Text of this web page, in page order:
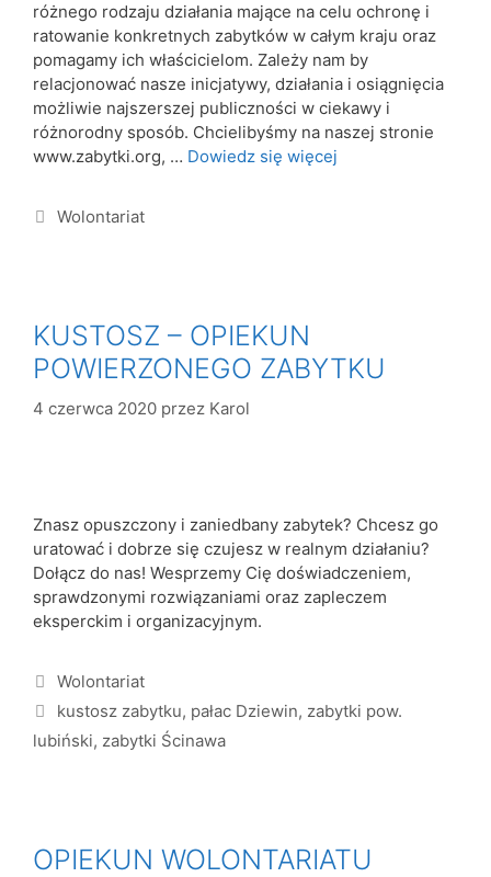
różnego rodzaju działania mające na celu ochronę i
ratowanie konkretnych zabytków w całym kraju oraz
pomagamy ich właścicielom. Zależy nam by
relacjonować nasze inicjatywy, działania i osiągnięcia
możliwie najszerszej publiczności w ciekawy i
różnorodny sposób. Chcielibyśmy na naszej stronie
www.zabytki.org, … Dowiedz się więcej
Wolontariat
KUSTOSZ – OPIEKUN
POWIERZONEGO ZABYTKU
4 czerwca 2020 przez Karol
Znasz opuszczony i zaniedbany zabytek? Chcesz go
uratować i dobrze się czujesz w realnym działaniu?
Dołącz do nas! Wesprzemy Cię doświadczeniem,
sprawdzonymi rozwiązaniami oraz zapleczem
eksperckim i organizacyjnym.
Wolontariat
kustosz zabytku, pałac Dziewin, zabytki pow.
lubiński, zabytki Ścinawa
OPIEKUN WOLONTARIATU